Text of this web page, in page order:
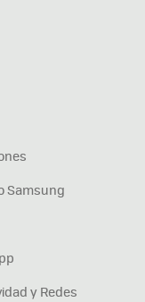
Samsung
y Redes